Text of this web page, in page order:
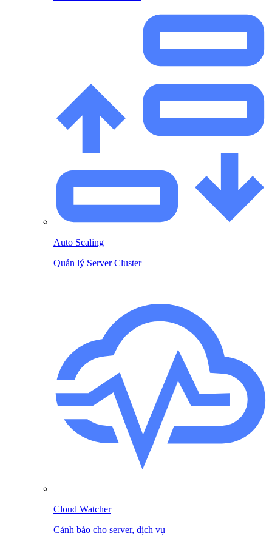
Auto Scaling
Quản lý Server Cluster
Cloud Watcher
Cảnh báo cho server, dịch vụ